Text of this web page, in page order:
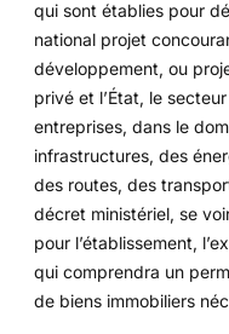
qui sont établies pour
national projet
développement, ou
privé et l’État, le
entreprises, dans le
infrastructures, des
des routes, des
décret ministériel, se
pour l’établissement,
qui comprendra un
de biens immobiliers